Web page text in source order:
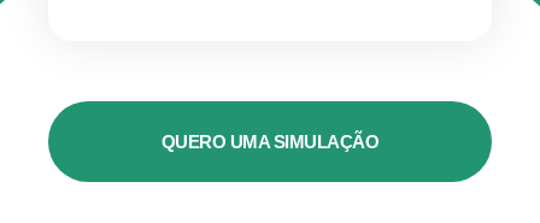
QUERO UMA SIMULAÇÃO